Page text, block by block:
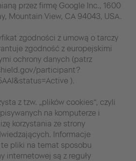
przez firmę Google Inc., 1600
Mountain View, CA 94043, USA.
zgodności z umową o tarczy
zgodność z europejskimi
ochrony danych (patrz
participant?
).
z tzw. „plików cookies“, czyli
na komputerze i
korzystania ze strony
Informacje
pliki na temat sposobu
internetowej są z reguły